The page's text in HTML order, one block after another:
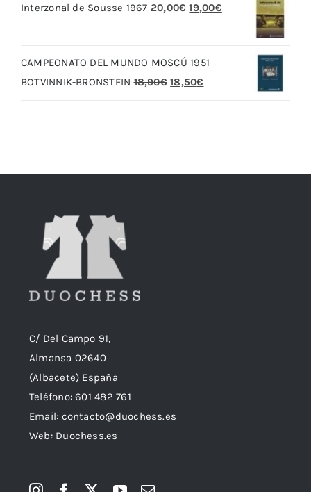
era:
es:
Interzonal de Sousse 1967 20,00€ El
era:
20,00€.
19,00€El
CAMPEONATO DEL MUNDO MOSCÚ 1951
BOTVINNIK-BRONSTEIN 18,90€ El
18,50€
C/ Del Campo 91,
Almansa 02640
(Albacete) España
Teléfono:601 482 761
Email: contacto@duochess.es
Web: Duochess.es